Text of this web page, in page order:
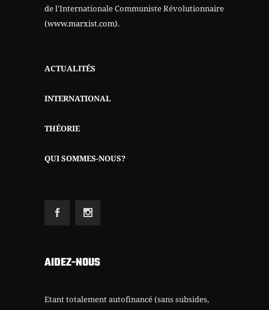
de l'Internationale Communiste Révolutionnaire
(www.marxist.com).
ACTUALITÉS
INTERNATIONAL
THÉORIE
QUI SOMMES-NOUS?
AIDEZ-NOUS
Etant totalement autofinancé (sans subsides,